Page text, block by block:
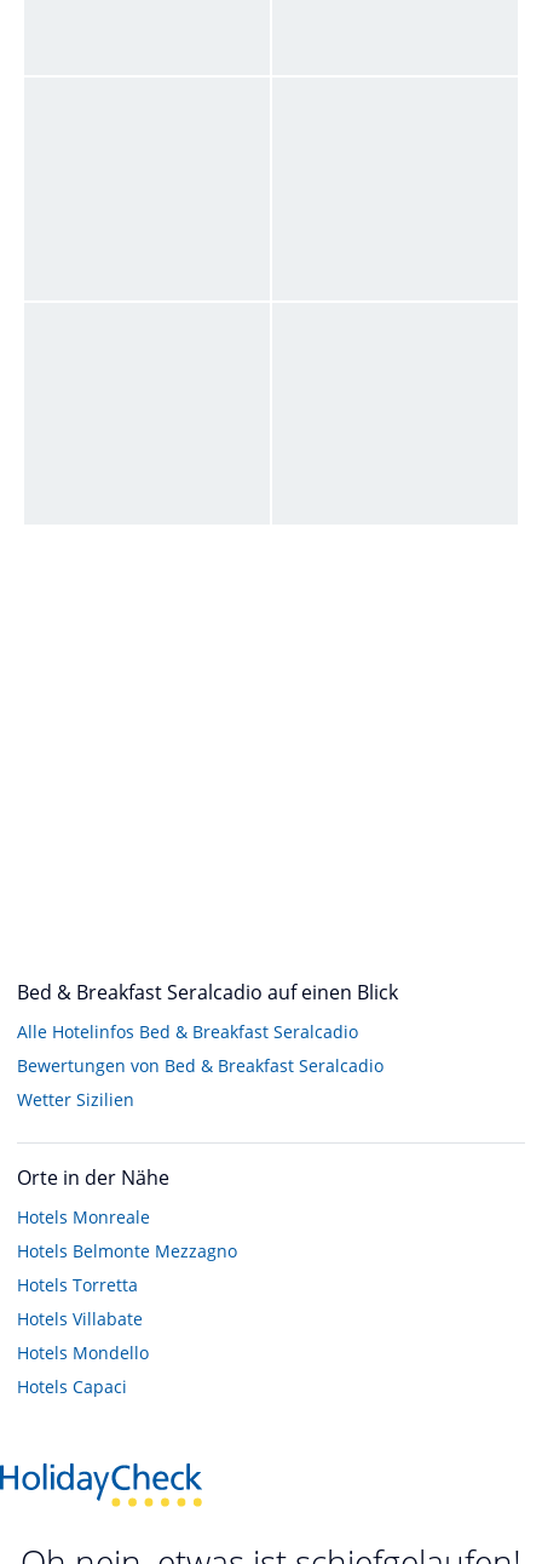
Bed & Breakfast Seralcadio auf einen Blick
Alle Hotelinfos Bed & Breakfast Seralcadio
Bewertungen von Bed & Breakfast Seralcadio
Wetter Sizilien
Orte in der Nähe
Hotels Monreale
Hotels Belmonte Mezzagno
Hotels Torretta
Hotels Villabate
Hotels Mondello
Hotels Capaci